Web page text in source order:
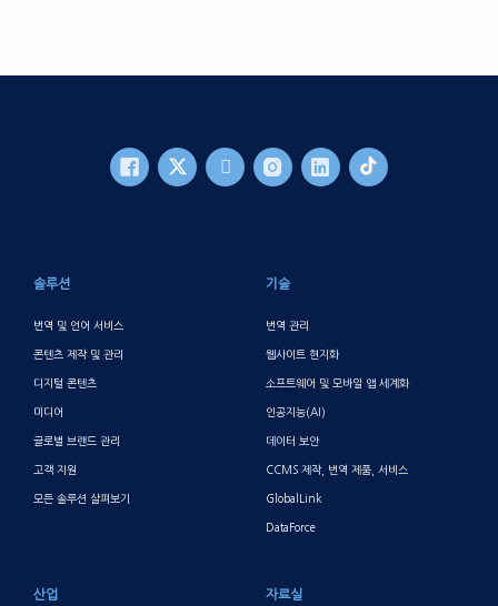
솔루션
번역 및 언어 서비스
콘텐츠 제작 및 관리
디지털 콘텐츠
미디어
글로벌 브랜드 관리
고객 지원
모든 솔루션 살펴보기
기술
번역 관리
웹사이트 현지화
소프트웨어 및 모바일 앱 세계화
인공지능(AI)
데이터 보안
CCMS 제작, 번역 제품, 서비스
GlobalLink
DataForce
산업 자료실